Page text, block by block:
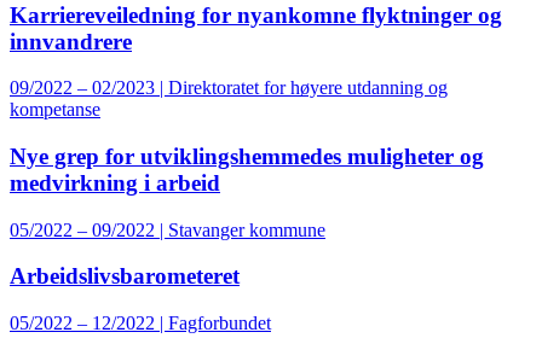
Karriereveiledning for nyankomne flyktninger og
innvandrere
09/2022 – 02/2023 | Direktoratet for høyere utdanning og
kompetanse
Nye grep for utviklingshemmedes muligheter og
medvirkning i arbeid
05/2022 – 09/2022 | Stavanger kommune
Arbeidslivsbarometeret
05/2022 – 12/2022 | Fagforbundet